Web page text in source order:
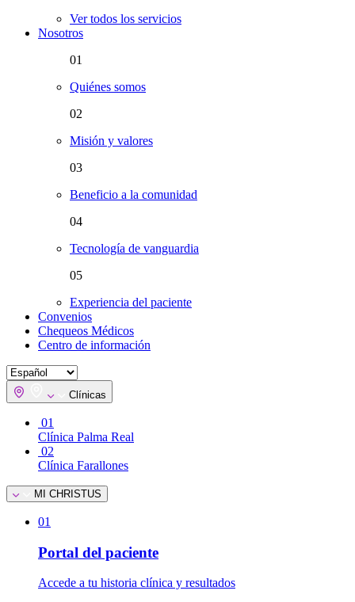
Ver todos los servicios
Nosotros
01
Quiénes somos
02
Misión y valores
03
Beneficio a la comunidad
04
Tecnología de vanguardia
05
Experiencia del paciente
Convenios
Chequeos Médicos
Centro de información
Clínicas
01
Clínica Palma Real
02
Clínica Farallones
MI CHRISTUS
01
Portal del paciente
Accede a tu historia clínica y resultados